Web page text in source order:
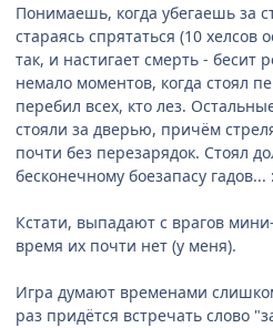
Понимаешь, когда убегаешь за
стараясь спрятаться (10 хелсов
так, и настигает смерть -
немало моментов, когда стоял
перебил всех, кто лез.
стояли за дверью, причём
почти без перезарядок. Стоял
бесконечному боезапасу гадов...
Кстати, выпадают с врагов
время их почти нет (у меня).
Игра думают временами
раз придётся встречать слово